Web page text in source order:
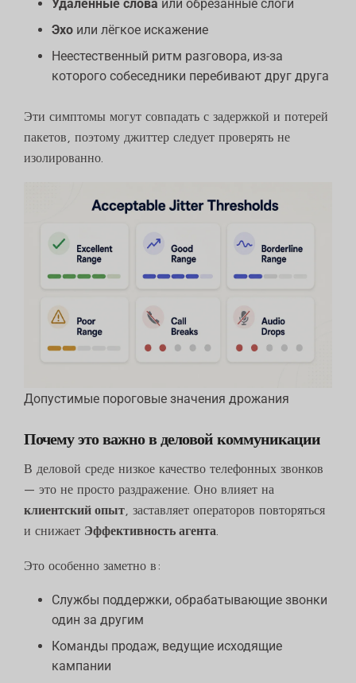
Удалённые слова или обрезанные слоги
Эхо или лёгкое искажение
Неестественный ритм разговора, из-за
которого собеседники перебивают друг друга
Эти симптомы могут совпадать с задержкой и потерей
пакетов, поэтому джиттер следует проверять не
изолированно.
Допустимые пороговые значения дрожания
Почему это важно в деловой коммуникации
В деловой среде низкое качество телефонных звонков
— это не просто раздражение. Оно влияет на
клиентский опыт , заставляет операторов повторяться
и снижает Эффективность агента
Это особенно заметно в:
Службы поддержки, обрабатывающие звонки
один за другим
Команды продаж, ведущие исходящие
кампании